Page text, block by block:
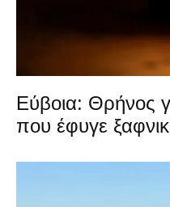
Εύβοια: Θρήνος
που έφυγε